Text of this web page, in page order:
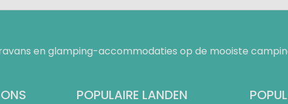
en glamping-accommodaties op de mooiste
POPULAIRE LANDEN